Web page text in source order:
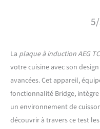
La plaque à induction AEG
votre cuisine avec son
avancées. Cet appareil,
fonctionnalité Bridge,
un environnement de
découvrir à travers ce test